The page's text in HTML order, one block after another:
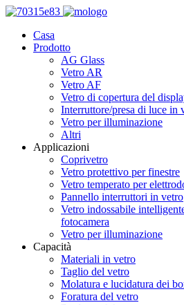
Casa
Prodotto
AG Glass
Vetro AR
Vetro AF
Vetro di copertura del
Interruttore/presa di luce in
Vetro per illuminazione
Altri
Applicazioni
Coprivetro
Vetro protettivo per finestre
Vetro temperato per
Pannello interruttori in vetro
Vetro indossabile
fotocamera
Vetro per illuminazione
Capacità
Materiali in vetro
Taglio del vetro
Molatura e lucidatura dei
Foratura del vetro